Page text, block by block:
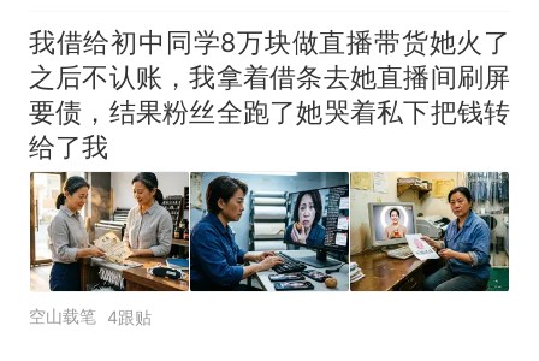
我借给初中同学8万块做直播带货她火了
之后不认账，我拿着借条去她直播间刷屏
要债，结果粉丝全跑了她哭着私下把钱转
给了我
空山载笔 4跟贴